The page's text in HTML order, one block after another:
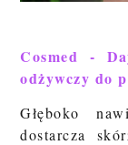
Cosmed -
odżywczy do
Głęboko
dostarcza